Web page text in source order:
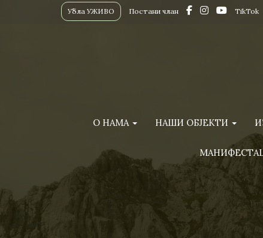
Убла УЖИВО Постани члан TikTok
О НАМА НАШИ ОБЈЕКТИ